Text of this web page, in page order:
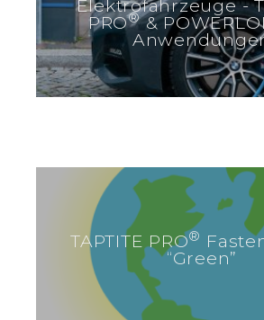
Elektrofahrzeuge -
PRO®&
TAPTITE PRO®
“Green”